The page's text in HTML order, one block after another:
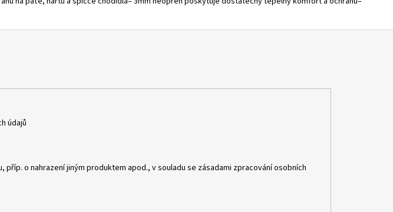
údajů
o nahrazení jiným produktem apod., v souladu se zásadami zpracování osobních